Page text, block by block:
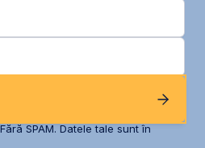
SPAM. Datele tale sunt în